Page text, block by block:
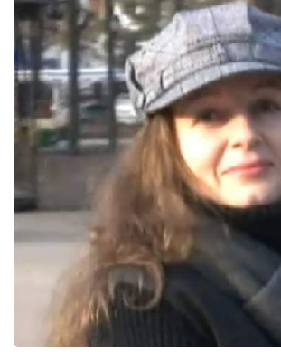
Zelenski se declară convins
asupra
februarie 25 / 2024